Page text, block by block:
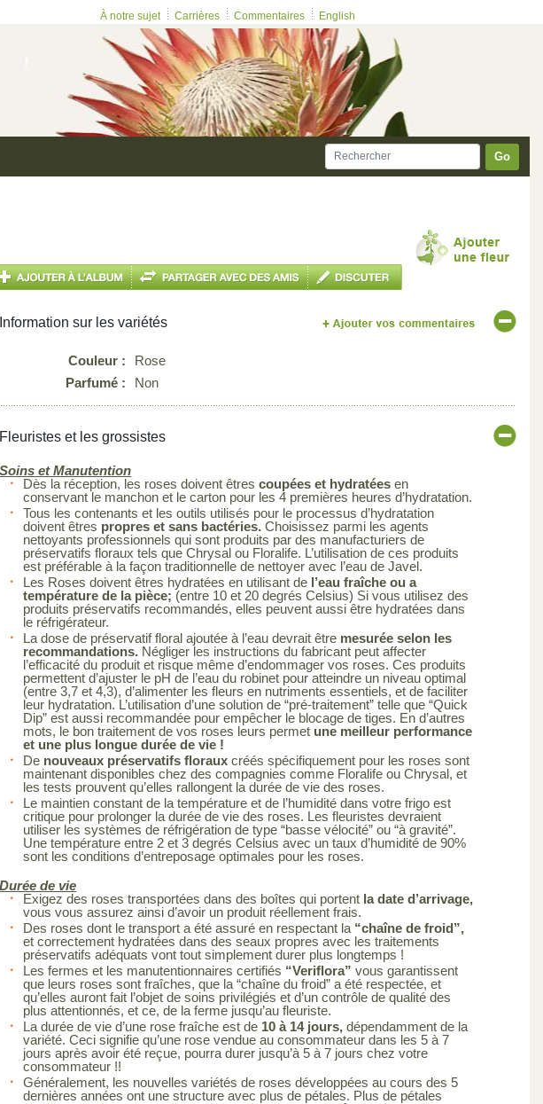
À notre sujet Carrières Commentaires English
Go
Information sur les variétés
Couleur :
Rose
Parfumé :
Non
Fleuristes et les grossistes
Soins et Manutention
Dès la réception, les roses doivent êtrescoupées et hydratées en
conservant le manchon et le carton pour les 4 premières heures d’hydratation.
Tous les contenants et les outils utilisés pour le processus d’hydratation
doivent êtres propres et sans bactéries. Choisissez parmi les agents
nettoyants professionnels qui sont produits par des manufacturiers de
préservatifs floraux tels que Chrysal ou Floralife. L’utilisation de ces produits
est préférable à la façon traditionnelle de nettoyer avec l’eau de Javel.
Les Roses doivent êtres hydratées en utilisant de l’eau fraîche ou a
température de la pièce; (entre 10 et 20 degrés Celsius) Si vous utilisez des
produits préservatifs recommandés, elles peuvent aussi être hydratées dans
le réfrigérateur.
La dose de préservatif floral ajoutée à l’eau devrait être mesurée selon les
recommandations. Négliger les instructions du fabricant peut affecter
l’efficacité du produit et risque même d’endommager vos roses. Ces produits
permettent d’ajuster le pH de l’eau du robinet pour atteindre un niveau optimal
(entre 3,7 et 4,3), d’alimenter les fleurs en nutriments essentiels, et de faciliter
leur hydratation. L’utilisation d’une solution de “pré-traitement” telle que “Quick
Dip” est aussi recommandée pour empêcher le blocage de tiges. En d’autres
mots, le bon traitement de vos roses leurs permet une meilleur performance
et une plus longue durée de vie !
De nouveaux préservatifs floraux créés spécifiquement pour les roses sont
maintenant disponibles chez des compagnies comme Floralife ou Chrysal, et
les tests prouvent qu’elles rallongent la durée de vie des roses.
Le maintien constant de la température et de l’humidité dans votre frigo est
critique pour prolonger la durée de vie des roses. Les fleuristes devraient
utiliser les systèmes de réfrigération de type “basse vélocité” ou “à gravité”.
Une température entre 2 et 3 degrés Celsius avec un taux d’humidité de 90%
sont les conditions d’entreposage optimales pour les roses.
Durée de vie
Exigez des roses transportées dans des boîtes qui portent la date d’arrivage,
vous vous assurez ainsi d’avoir un produit réellement frais.
Des roses dont le transport a été assuré en respectant la “chaîne de froid”,
et correctement hydratées dans des seaux propres avec les traitements
préservatifs adéquats vont tout simplement durer plus longtemps !
Les fermes et les manutentionnaires certifiés “Veriflora” vous garantissent
que leurs roses sont fraîches, que la “chaîne du froid” a été respectée, et
qu’elles auront fait l’objet de soins privilégiés et d’un contrôle de qualité des
plus attentionnés, et ce, de la ferme jusqu’au fleuriste.
La durée de vie d’une rose fraîche est de 10 à 14 jours, dépendamment de la
variété. Ceci signifie qu’une rose vendue au consommateur dans les 5 à 7
jours après avoir été reçue, pourra durer jusqu’à 5 à 7 jours chez votre
consommateur !!
Généralement, les nouvelles variétés de roses développées au cours des 5
dernières années ont une structure avec plus de pétales. Plus de pétales